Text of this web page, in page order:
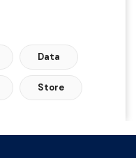
Data
Store